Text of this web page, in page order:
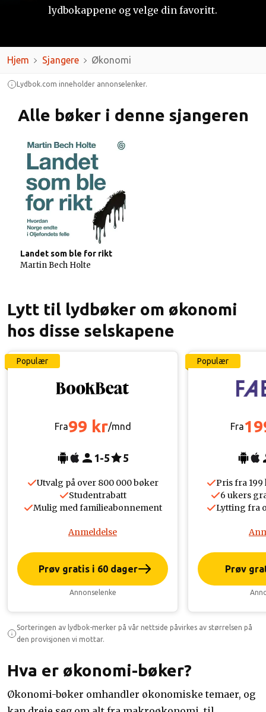
lydbokappene og velge din favoritt.
Hjem Sjangere Økonomi
Lydbok.com inneholder annonselenker.
Alle bøker i denne sjangeren
Landet som ble for rikt
Martin Bech Holte
Lytt til lydbøker om økonomi
hos disse selskapene
Populær
Fra99 kr/mnd
1-5 5
Utvalg på over 800 000 bøker
Studentrabatt
Mulig med familieabonnement
Anmeldelse
Prøv gratis i 60 dager
Annonselenke
Populær
Fra
Pris fra
6 ukers
Lytting fra
Prøv
Sorteringen av lydbok-merker på vår nettside påvirkes av størrelsen på
den provisjonen vi mottar.
Hva er økonomi-bøker?
Økonomi-bøker omhandler økonomiske temaer, og